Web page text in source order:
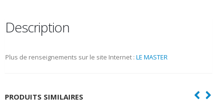
Description
Plus de renseignements sur le site Internet : LE MASTER
PRODUITS SIMILAIRES